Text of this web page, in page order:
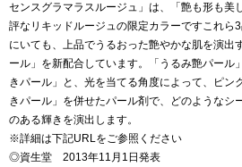
センスグラマラスルージュ」は、「艶も形も美
評なリキッドルージュの限定カラーですこれら
にいても、上品でうるおった艶やかな肌を演出
ール」を新配合しています。「うるみ艶パール
きパール」と、光を当てる角度によって、ピン
きパール」を併せたパール剤で、どのようなシ
のある輝きを演出します。
※詳細は下記URLをご参照ください
◎資生堂 2013年11月1日発表